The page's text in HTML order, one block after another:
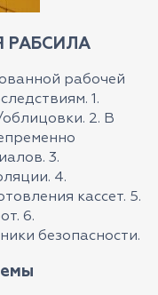
РАБСИЛА
рабочей
1.
2. В
3.
4.
кассет. 5.
6.
безопасности.